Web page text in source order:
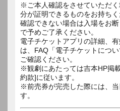
※ご本人確認をさせていただ
分が証明できるものをお持ちく
確認できない場合は入場をお
で予めご了承ください。
電子チケットアプリの詳細、
は、FAQ「電子チケットにつ
ご確認ください。
※観劇にあたっては吉本HP掲
約款]に従います。
※前売券が完売した際には、
す。